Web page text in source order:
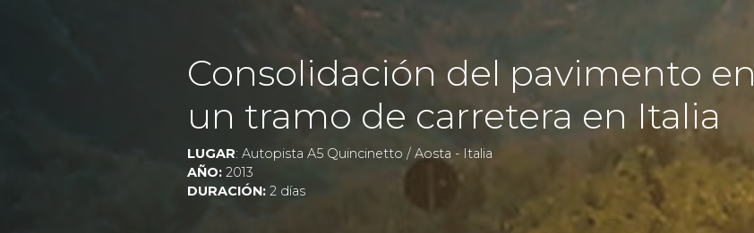
Consolidación del pavimento en
un tramo de carretera en Italia
LUGAR: Autopista A5 Quincinetto / Aosta - Italia
AÑO: 2013
DURACIÓN: 2 días